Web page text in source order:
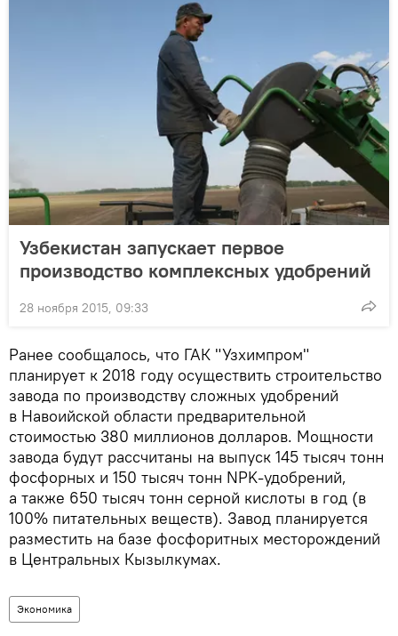
Узбекистан запускает первое
производство комплексных удобрений
28 ноября 2015, 09:33
Ранее сообщалось, что ГАК "Узхимпром"
планирует к 2018 году осуществить строительство
завода по производству сложных удобрений
в Навоийской области предварительной
стоимостью 380 миллионов долларов. Мощности
завода будут рассчитаны на выпуск 145 тысяч тонн
фосфорных и 150 тысяч тонн NPK-удобрений,
а также 650 тысяч тонн серной кислоты в год (в
100% питательных веществ). Завод планируется
разместить на базе фосфоритных месторождений
в Центральных Кызылкумах.
Экономика